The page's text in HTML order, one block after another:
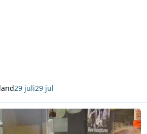
29 juli29 jul
brengt oud-medewerkers en